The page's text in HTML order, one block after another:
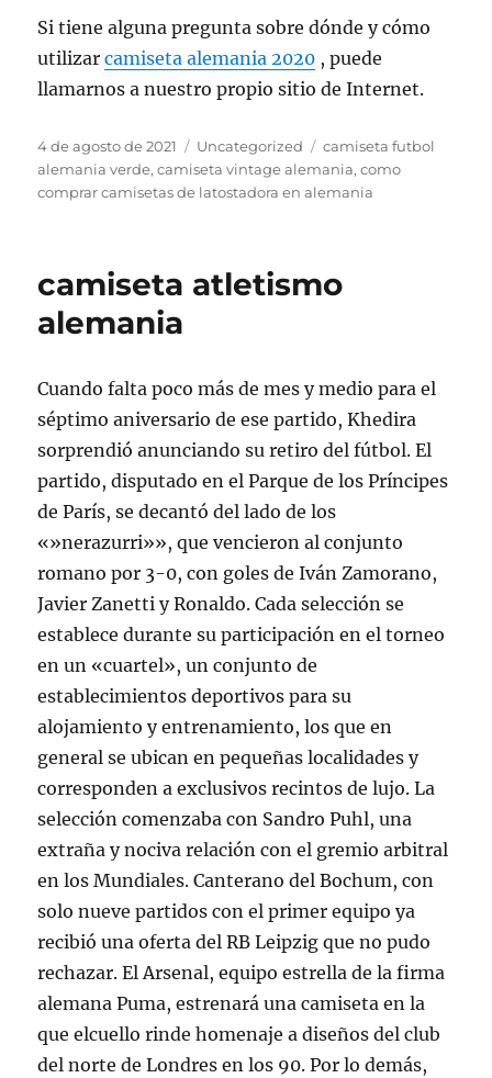
Si tiene alguna pregunta sobre dónde y cómo
utilizarcamiseta alemania 2020 , puede
llamarnos a nuestro propio sitio de Internet.
Publicado
el
4 de agosto de 2021 Categorías
Uncategorized Etiquetas
camiseta futbol
alemania verde,camiseta vintage alemania,como
comprar camisetas de latostadora en alemania
camiseta atletismo
alemania
Cuando falta poco más de mes y medio para el
séptimo aniversario de ese partido, Khedira
sorprendió anunciando su retiro del fútbol. El
partido, disputado en el Parque de los Príncipes
de París, se decantó del lado de los
«»nerazurri»», que vencieron al conjunto
romano por 3-0, con goles de Iván Zamorano,
Javier Zanetti y Ronaldo. Cada selección se
establece durante su participación en el torneo
en un «cuartel», un conjunto de
establecimientos deportivos para su
alojamiento y entrenamiento, los que en
general se ubican en pequeñas localidades y
corresponden a exclusivos recintos de lujo. La
selección comenzaba con Sandro Puhl, una
extraña y nociva relación con el gremio arbitral
en los Mundiales. Canterano del Bochum, con
solo nueve partidos con el primer equipo ya
recibió una oferta del RB Leipzig que no pudo
rechazar. El Arsenal, equipo estrella de la firma
alemana Puma, estrenará una camiseta en la
que elcuello rinde homenaje a diseños del club
del norte de Londres en los 90. Por lo demás,